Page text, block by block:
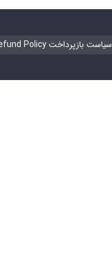
Refund Policy سیاست بازپرداخت